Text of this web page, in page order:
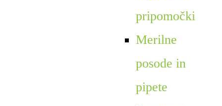
pripomočki
Merilne
posode in
pipete